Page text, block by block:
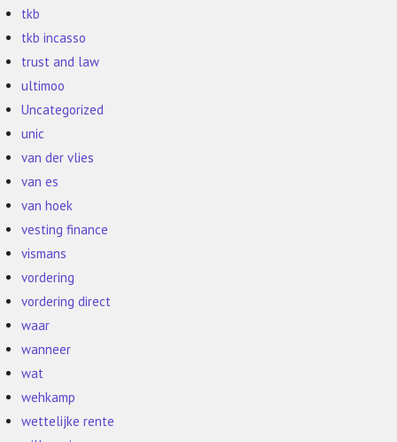
tkb
tkb incasso
trust and law
ultimoo
Uncategorized
unic
van der vlies
van es
van hoek
vesting finance
vismans
vordering
vordering direct
waar
wanneer
wat
wehkamp
wettelijke rente